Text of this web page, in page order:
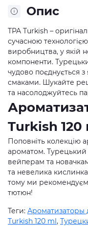
Опис
TPA Turkish –
сучасною
виробництва, у якій
компоненти.
чудово поєднується
смаками. Шукайте
та насолоджуйтесь
Turkish 120
Поповніть колекцію
ароматом. Турецький
вейперам та
та невелика
тому ми
тютюн!
Теги: Ароматизаторы
Turkish 120 ml,